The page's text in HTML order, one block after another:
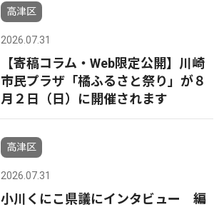
高津区
2026.07.31
【寄稿コラム・Web限定公開】川崎
市民プラザ「橘ふるさと祭り」が８
月２日（日）に開催されます
高津区
2026.07.31
小川くにこ県議にインタビュー 編